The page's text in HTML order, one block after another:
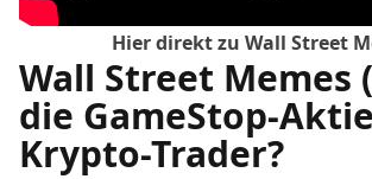
Hier direkt zu Wall Street
Wall Street Memes
die GameStop-
Krypto-Trader?